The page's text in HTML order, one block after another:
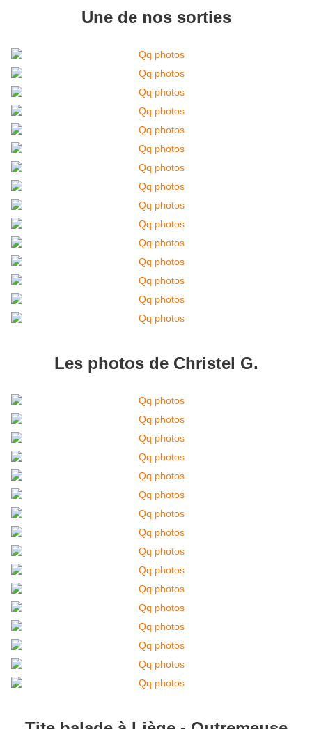
Une de nos sorties
Les photos de Christel G.